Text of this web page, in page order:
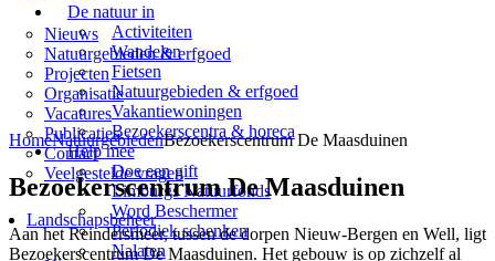
Nieuws
Natuurgebieden & erfgoed
Projecten
Organisatie
Vacatures
Publicaties
Contact
Veelgestelde vragen
Landschapsbeheer
De natuur in
Activiteiten
Wandelen
Fietsen
Natuurgebieden & erfgoed
Vakantiewoningen
Bezoekerscentra & horeca
Help mee
Doe een gift
Limburgs Natuurfonds
Word Beschermer
Periodiek schenken
Nalaten
HomeNatuurgebiedenBezoekerscentrum De Maasduinen
Bezoekerscentrum De Maasduinen
Aan het Reindersmeer, tussen de dorpen Nieuw-Bergen en Well, ligt
Bezoekerscentrum De Maasduinen. Het gebouw is op zichzelf al